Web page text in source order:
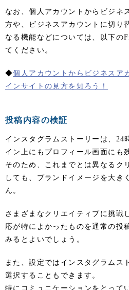
なお、個人アカウントからビジネ
方や、ビジネスアカウントに切り
なる機能などについては、以下の
てください。
◆個人アカウントからビジネスア
インサイトの見方を知ろう！
投稿内容の検証
インスタグラムストーリーは、24
イン上にもプロフィール画面にも
そのため、これまでとは異なるク
しても、ブランドイメージを大き
ん。
さまざまなクリエイティブに挑戦
応が特によかったものを通常の投
みるとよいでしょう。
また、設定ではインスタグラムス
選択することもできます。
特にコミュニケーションをとって